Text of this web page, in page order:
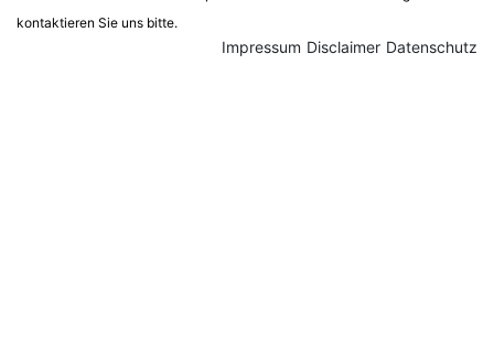
kontaktieren Sie uns bitte.
Datenschutz
Disclaimer
Impressum